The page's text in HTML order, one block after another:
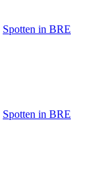
Spotten in BRE
Spotten in BRE